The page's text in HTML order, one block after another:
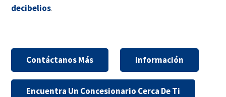
decibelios.
Contáctanos Más Información
Encuentra Un Concesionario Cerca De Ti